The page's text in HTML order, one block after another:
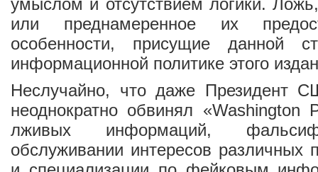
умыслом и отсутствием логики.
или преднамеренное их
особенности, присущие данной
информационной политике этого
Неслучайно, что даже Президент
неоднократно обвинял «Washington
лживых информаций,
обслуживании интересов различных